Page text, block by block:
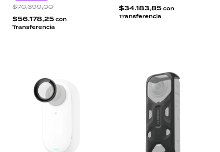
$70.399,00
$56.178,25 con
Transferencia
$34.183,85 con
Transferencia